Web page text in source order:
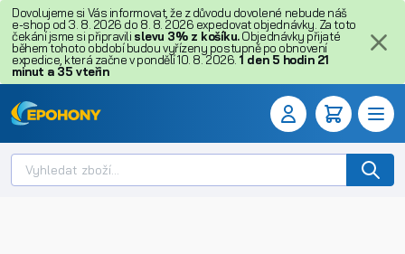
Dovolujeme si Vás informovat, že z důvodu dovolené nebude náš
e-shop od 3. 8. 2026 do 8. 8. 2026 expedovat objednávky. Za toto
čekání jsme si připravili slevu 3% z košíku.Objednávky přijaté
během tohoto období budou vyřízeny postupně po obnovení
expedice, která začne v pondělí 10. 8. 2026. 1 den 5 hodin 21
minut a 35 vteřin